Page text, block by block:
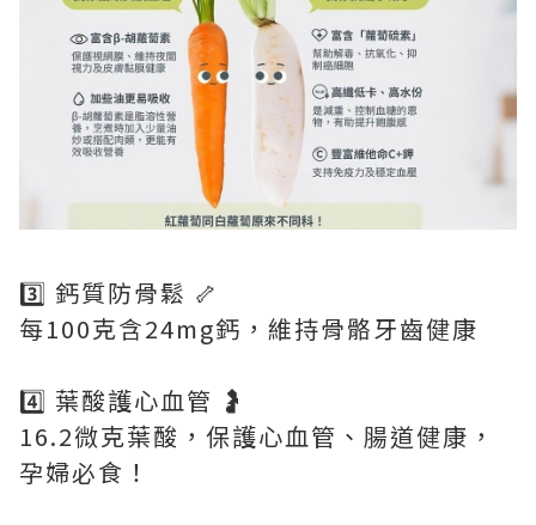
3️⃣ 鈣質防骨鬆 🦴
每100克含24mg鈣，維持骨骼牙齒健康
4️⃣ 葉酸護心血管 🤰
16.2微克葉酸，保護心血管、腸道健康，
孕婦必食！